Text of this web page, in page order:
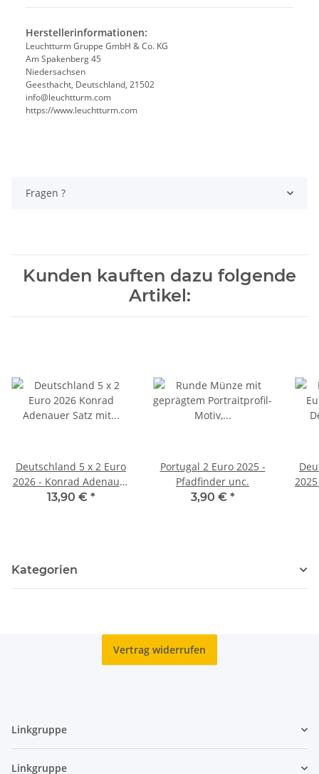
Herstellerinformationen:
Leuchtturm Gruppe GmbH & Co. KG
Am Spakenberg 45
Niedersachsen
Geesthacht, Deutschland, 21502
info@leuchtturm.com
https://www.leuchtturm.com
Fragen ?
Kunden kauften dazu folgende
Artikel:
Deutschland 5 x 2 Euro
2026 - Konrad Adenauer
- ADFGJ*
13,90 € *
Portugal 2 Euro 2025 -
Pfadfinder unc.
3,90 € *
Kategorien
Vertrag widerrufen
Linkgruppe
Linkgruppe